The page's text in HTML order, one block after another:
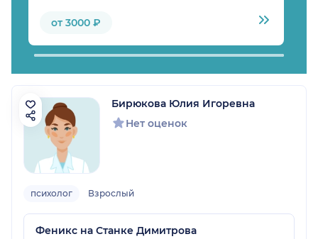
от 3000 ₽
Бирюкова Юлия Игоревна
Нет оценок
психолог Взрослый
Феникс на Станке Димитрова